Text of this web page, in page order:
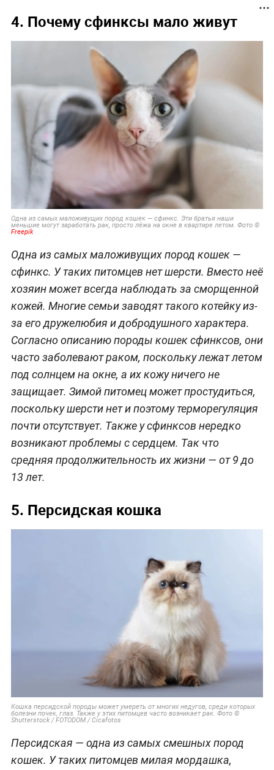
4. Почему сфинксы мало живут
Одна из самых маложивущих пород кошек — сфинкс. Эти братья наши
меньшие могут заработать рак, просто лёжа на окне в квартире летом. Фото ©
Freepik
Одна из самых маложивущих пород кошек —
сфинкс. У таких питомцев нет шерсти. Вместо неё
хозяин может всегда наблюдать за сморщенной
кожей. Многие семьи заводят такого котейку из-
за его дружелюбия и добродушного характера.
Согласно описанию породы кошек сфинксов, они
часто заболевают раком, поскольку лежат летом
под солнцем на окне, а их кожу ничего не
защищает. Зимой питомец может простудиться,
поскольку шерсти нет и поэтому терморегуляция
почти отсутствует. Также у сфинксов нередко
возникают проблемы с сердцем. Так что
средняя продолжительность их жизни — от 9 до
13 лет.
5. Персидская кошка
Кошка персидской породы может умереть от многих недугов, среди которых
болезни почек, глаз. Также у этих питомцев часто возникает рак. Фото ©
Shutterstock / FOTODOM / Cicafotos
Персидская — одна из самых смешных пород
кошек. У таких питомцев милая мордашка,